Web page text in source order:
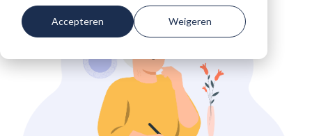
Accepteren Weigeren
COMMUNITY
Recruiter
Voorkom vroegtijdige uitstroom in de zorg
DEMO
AANVRAGEN
COMMUNITY